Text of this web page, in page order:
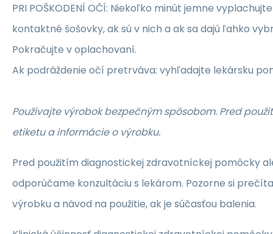
PRI POŠKODENÍ OČÍ: Niekoľko minút jemne
kontaktné šošovky, ak sú v nich a ak sa dajú ľahko
Pokračujte v oplachovaní.
Ak podráždenie očí pretrváva: vyhľadajte lekársku
Používajte výrobok bezpečným spôsobom. Pred
etiketu a informácie o výrobku.
Pred použitím diagnostickej zdravotníckej pomôcky
odporúčame konzultáciu s lekárom. Pozorne si
výrobku a návod na použitie, ak je súčasťou balenia.